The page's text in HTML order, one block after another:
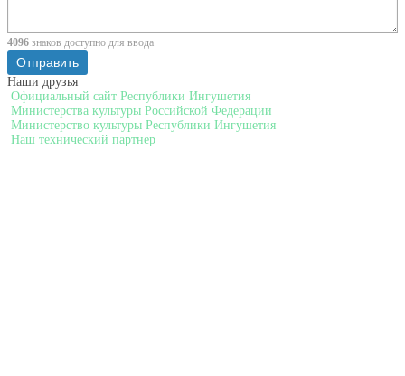
4096 знаков доступно для ввода
Наши друзья
Официальный сайт Республики Ингушетия
Министерства культуры Российской Федерации
Министерство культуры Республики Ингушетия
Наш технический партнер